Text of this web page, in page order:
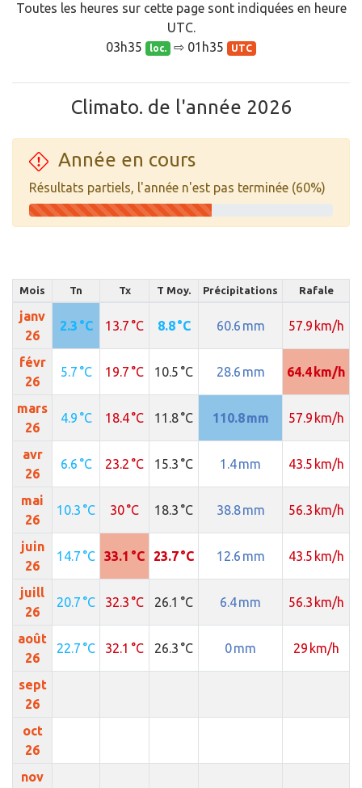
Toutes les heures sur cette page sont indiquées en heure
UTC.
03h35 loc. ⇨ 01h35 UTC
Climato. de l'année 2026
Année en cours
Résultats partiels, l'année n'est pas terminée (60%)
Mois Tn Tx T Moy. Précipitations Rafale
janv
26
2.3 °C 13.7 °C 8.8 °C 60.6 mm 57.9 km/h
févr
26
5.7 °C 19.7 °C 10.5 °C 28.6 mm 64.4 km/h
mars
26
4.9 °C 18.4 °C 11.8 °C 110.8 mm 57.9 km/h
avr
26
6.6 °C 23.2 °C 15.3 °C 1.4 mm 43.5 km/h
mai
26
10.3 °C 30 °C 18.3 °C 38.8 mm 56.3 km/h
juin
26
14.7 °C 33.1 °C 23.7 °C 12.6 mm 43.5 km/h
juill
26
20.7 °C 32.3 °C 26.1 °C 6.4 mm 56.3 km/h
août
26
22.7 °C 32.1 °C 26.3 °C 0 mm 29 km/h
sept
26
oct
26
nov